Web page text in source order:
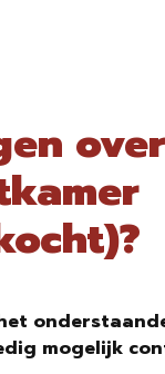
mogelijk